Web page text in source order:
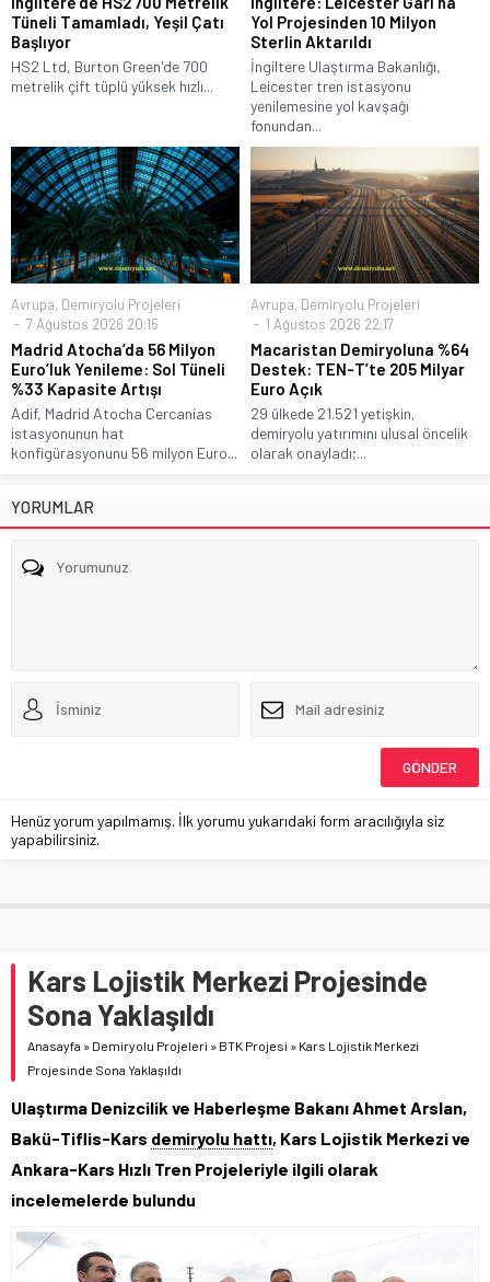
Tüneli Tamamladı, Yeşil Çatı
Başlıyor
HS2 Ltd, Burton Green'de 700
metrelik çift tüplü yüksek hızlı...
Yol Projesinden 10 Milyon
Sterlin Aktarıldı
İngiltere Ulaştırma Bakanlığı,
Leicester tren istasyonu
yenilemesine yol kavşağı
fonundan...
Avrupa, Demiryolu Projeleri
7 Ağustos 2026 20:15
Madrid Atocha’da 56 Milyon
Euro’luk Yenileme: Sol Tüneli
%33 Kapasite Artışı
Adif, Madrid Atocha Cercanías
istasyonunun hat
konfigürasyonunu 56 milyon Euro...
Avrupa, Demiryolu Projeleri
1 Ağustos 2026 22:17
Macaristan Demiryoluna %64
Destek: TEN-T’te 205 Milyar
Euro Açık
29 ülkede 21.521 yetişkin,
demiryolu yatırımını ulusal öncelik
olarak onayladı;...
YORUMLAR
Henüz yorum yapılmamış. İlk yorumu yukarıdaki form aracılığıyla siz
yapabilirsiniz.
Kars Lojistik Merkezi Projesinde
Sona Yaklaşıldı
Anasayfa » Demiryolu Projeleri » BTK Projesi » Kars Lojistik Merkezi
Projesinde Sona Yaklaşıldı
Ulaştırma Denizcilik ve Haberleşme Bakanı Ahmet Arslan,
Bakü-Tiflis-Kars demiryolu hattı, Kars Lojistik Merkezi ve
Ankara-Kars Hızlı Tren Projeleriyle ilgili olarak
incelemelerde bulundu